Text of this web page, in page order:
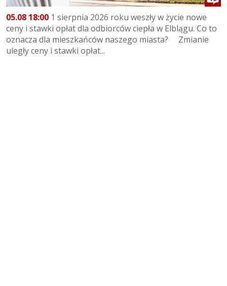
05.08 18:00 1 sierpnia 2026 roku weszły w życie nowe
ceny i stawki opłat dla odbiorców ciepła w Elblągu. Co to
oznacza dla mieszkańców naszego miasta? Zmianie
uległy ceny i stawki opłat...